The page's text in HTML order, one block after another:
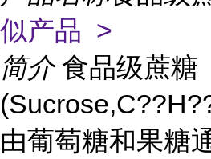
似产品 >
简介 食品级蔗糖
由葡萄糖和果糖